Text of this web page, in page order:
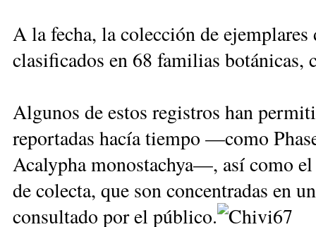
A la fecha, la colección de
clasificados en 68 familias botánicas,
Algunos de estos registros han
reportadas hacía tiempo —como
Acalypha monostachya—, así como
de colecta, que son concentradas en
consultado por el público.